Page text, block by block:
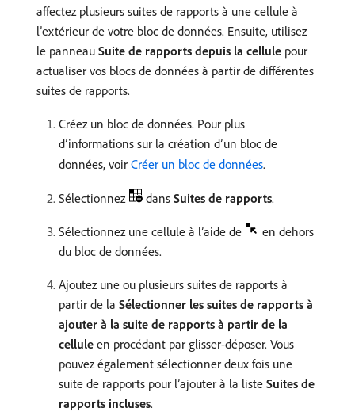
affectez plusieurs suites de rapports à une cellule à
l’extérieur de votre bloc de données. Ensuite, utilisez
le panneau Suite de rapports depuis la cellule pour
actualiser vos blocs de données à partir de différentes
suites de rapports.
Créez un bloc de données. Pour plus
d’informations sur la création d’un bloc de
données, voir Créer un bloc de données.
Sélectionnez dans Suites de rapports.
Sélectionnez une cellule à l’aide de
en dehors
du bloc de données.
Ajoutez une ou plusieurs suites de rapports à
partir de la Sélectionner les suites de rapports à
ajouter à la suite de rapports à partir de la
cellule en procédant par glisser-déposer. Vous
pouvez également sélectionner deux fois une
suite de rapports pour l’ajouter à la liste Suites de
rapports incluses.